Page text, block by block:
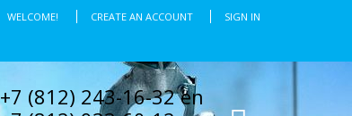
CREATE AN ACCOUNT SIGN IN
WELCOME!
+7 (812) 243-16-32 en